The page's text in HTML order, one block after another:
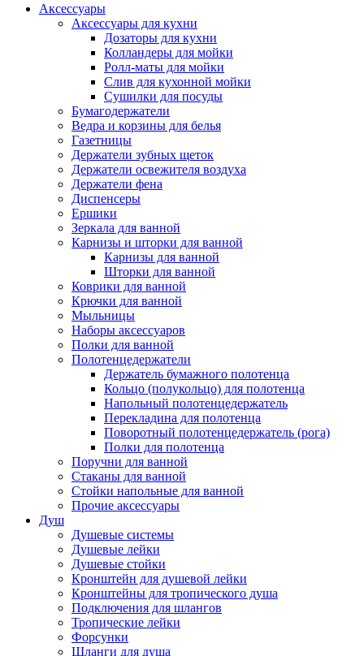
Аксессуары
Аксессуары для кухни
Дозаторы для кухни
Колландеры для мойки
Ролл-маты для мойки
Слив для кухонной мойки
Сушилки для посуды
Бумагодержатели
Ведра и корзины для белья
Газетницы
Держатели зубных щеток
Держатели освежителя воздуха
Держатели фена
Диспенсеры
Ершики
Зеркала для ванной
Карнизы и шторки для ванной
Карнизы для ванной
Шторки для ванной
Коврики для ванной
Крючки для ванной
Мыльницы
Наборы аксессуаров
Полки для ванной
Полотенцедержатели
Держатель бумажного полотенца
Кольцо (полукольцо) для полотенца
Напольный полотенцедержатель
Перекладина для полотенца
Поворотный полотенцедержатель (рога)
Полки для полотенца
Поручни для ванной
Стаканы для ванной
Стойки напольные для ванной
Прочие аксессуары
Душ
Душевые системы
Душевые лейки
Душевые стойки
Кронштейн для душевой лейки
Кронштейны для тропического душа
Подключения для шлангов
Тропические лейки
Форсунки
Шланги для душа